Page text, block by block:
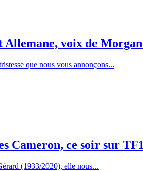
Allemane, voix de
que nous vous annonçons...
Cameron, ce soir sur
(1933/2020), elle nous...